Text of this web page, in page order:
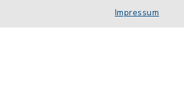
Impressum
Sitemap